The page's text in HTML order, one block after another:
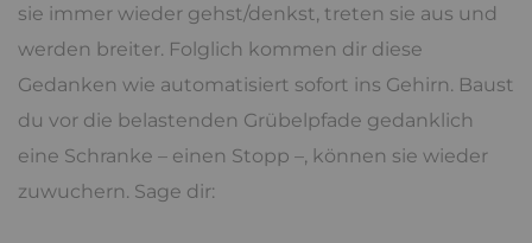
sie immer wieder gehst/denkst, treten sie aus und
werden breiter. Folglich kommen dir diese
Gedanken wie automatisiert sofort ins Gehirn. Baust
du vor die belastenden Grübelpfade gedanklich
eine Schranke – einen Stopp –, können sie wieder
zuwuchern. Sage dir: